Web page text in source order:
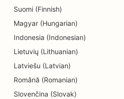
Elektronik Mağazaları için SEO
Endodontistler için SEO
Mühendislik Firmaları için SEO
Etnik Restoranlar için EO
Suomi (Finnish)
Magyar (Hungarian)
Indonesia (Indonesian)
Lietuvių (Lithuanian)
Latviešu (Latvian)
Română (Romanian)
Slovenčina (Slovak)